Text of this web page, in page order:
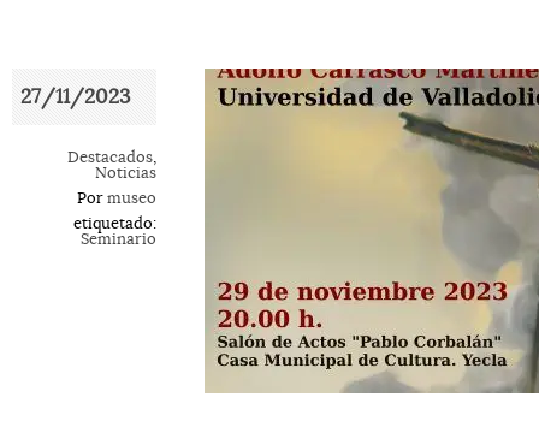
27/11/2023
Destacados,
Noticias
Por museo
etiquetado:
Seminario